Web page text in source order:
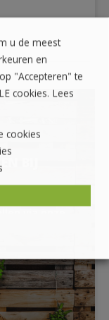
BIJ
via onze
u de meest
en
"Accepteren" te
cookies. Lees
cookies